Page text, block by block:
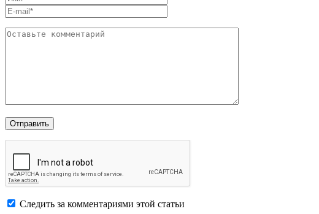
Следить за комментариями этой статьи